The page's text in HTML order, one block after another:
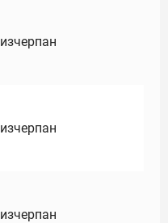
изчерпан
изчерпан
изчерпан